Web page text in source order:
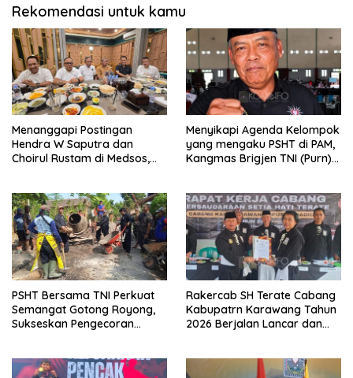
Rekomendasi untuk kamu
Menanggapi Postingan
Hendra W Saputra dan
Choirul Rustam di Medsos,
Menyikapi Agenda Kelompok
yang mengaku PSHT di PAM,
Kangmas Brigjen TNI (Purn)
PSHT Bersama TNI Perkuat
Semangat Gotong Royong,
Sukseskan Pengecoran
Rakercab SH Terate Cabang
Kabupatrn Karawang Tahun
2026 Berjalan Lancar dan